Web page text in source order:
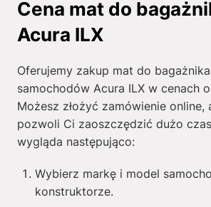
Cena mat do
Acura ILX
Oferujemy zakup mat do
samochodów Acura ILX w cenach
Możesz złożyć zamówienie online,
pozwoli Ci zaoszczędzić dużo
wygląda następująco:
Wybierz markę i model
konstruktorze.